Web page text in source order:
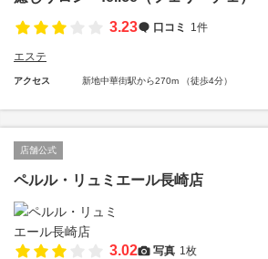
3.23
口コミ 1件
エステ
アクセス 新地中華街駅から270m （徒歩4分）
店舗公式
ペルル・リュミエール長崎店
3.02 写真 1枚